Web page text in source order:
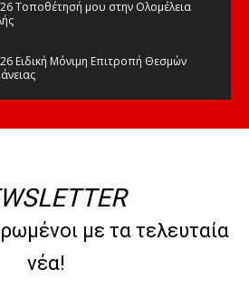
Τοποθέτησή μου στην Ολομέλεια
Ειδική Μόνιμη Επιτροπή Θεσμών
Διαρκής Επιτροπή Μορφωτικών
με τα τελευταία
νέα!